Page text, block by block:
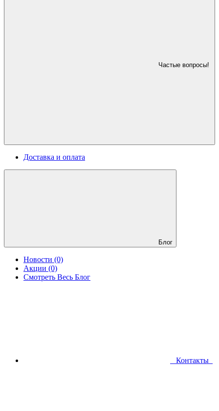
Частые вопросы!
Доставка и оплата
Блог
Новости (0)
Акции (0)
Смотреть Весь Блог
Контакты